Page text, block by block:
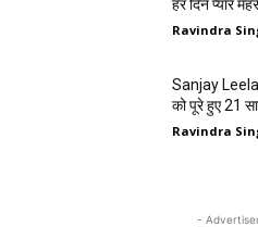
हर दिन प्यार
Ravindra
Sanjay Leela
को पूरे हुए 21
Ravindra
-